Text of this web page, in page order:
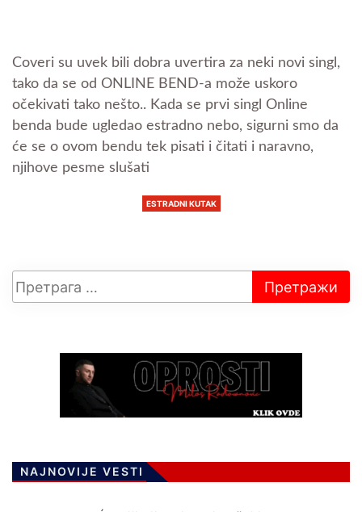
Coveri su uvek bili dobra uvertira za neki novi singl,
tako da se od ONLINE BEND-a može uskoro
očekivati tako nešto.. Kada se prvi singl Online
benda bude ugledao estradno nebo, sigurni smo da
će se o ovom bendu tek pisati i čitati i naravno,
njihove pesme slušati
ESTRADNI KUTAK
NAJNOVIJE VESTI